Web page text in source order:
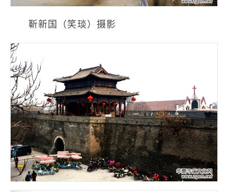
靳新国（笑琰）摄影